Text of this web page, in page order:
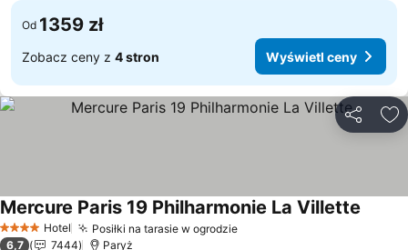
Od 1359 zł
Zobacz ceny z 4 stron Wyświetl ceny
4 KategoriaHotel Posiłki na tarasie w ogrodzieWyświetl ceny
Mercure Paris 19 Philharmonie La Villette
6,7 7444 Paryż